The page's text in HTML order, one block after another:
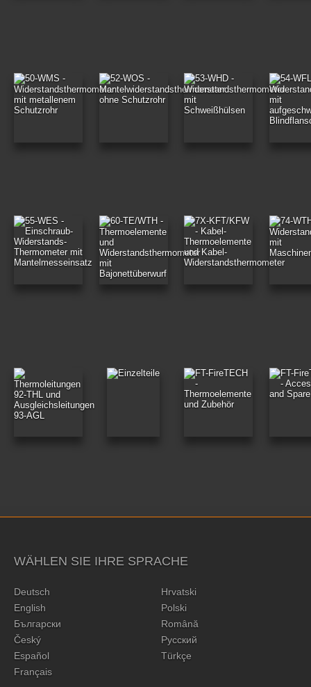
WÄHLEN SIE IHRE SPRACHE
Deutsch
English
Български
Český
Español
Français
Hrvatski
Polski
Română
Русский
Türkçe